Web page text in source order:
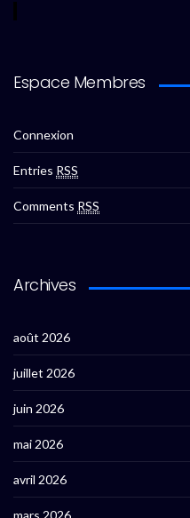
Espace Membres
Connexion
Entries RSS
Comments RSS
Archives
août 2026
juillet 2026
juin 2026
mai 2026
avril 2026
mars 2026